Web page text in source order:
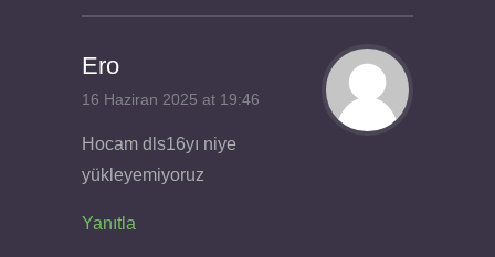
Ero
16 Haziran 2025 at 19:46
Hocam dls16yı niye
yükleyemiyoruz
Yanıtla